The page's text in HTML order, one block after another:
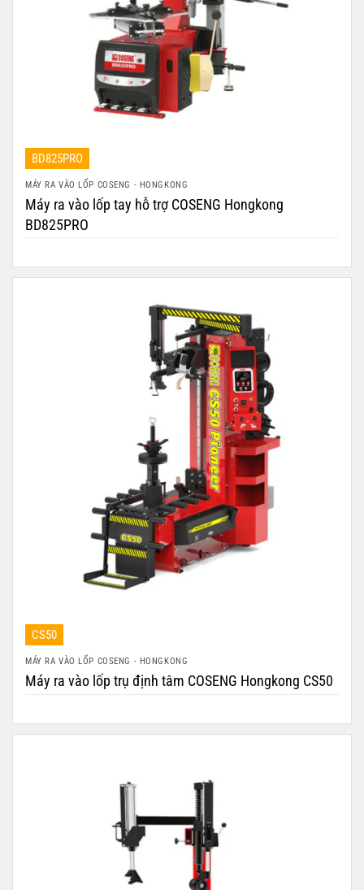
BD825PRO
MÁY RA VÀO LỐP COSENG - HONGKONG
Máy ra vào lốp tay hỗ trợ COSENG Hongkong
BD825PRO
CS50
MÁY RA VÀO LỐP COSENG - HONGKONG
Máy ra vào lốp trụ định tâm COSENG Hongkong CS50